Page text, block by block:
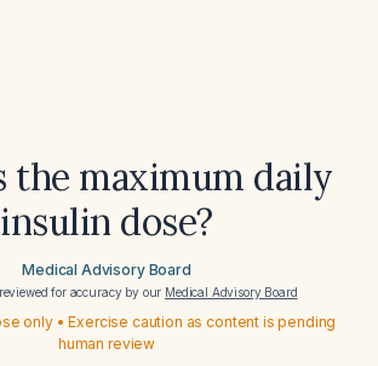
the maximum daily
insulin dose?
Medical Advisory Board
for accuracy by our Medical Advisory Board
only • Exercise caution as content is pending
human review